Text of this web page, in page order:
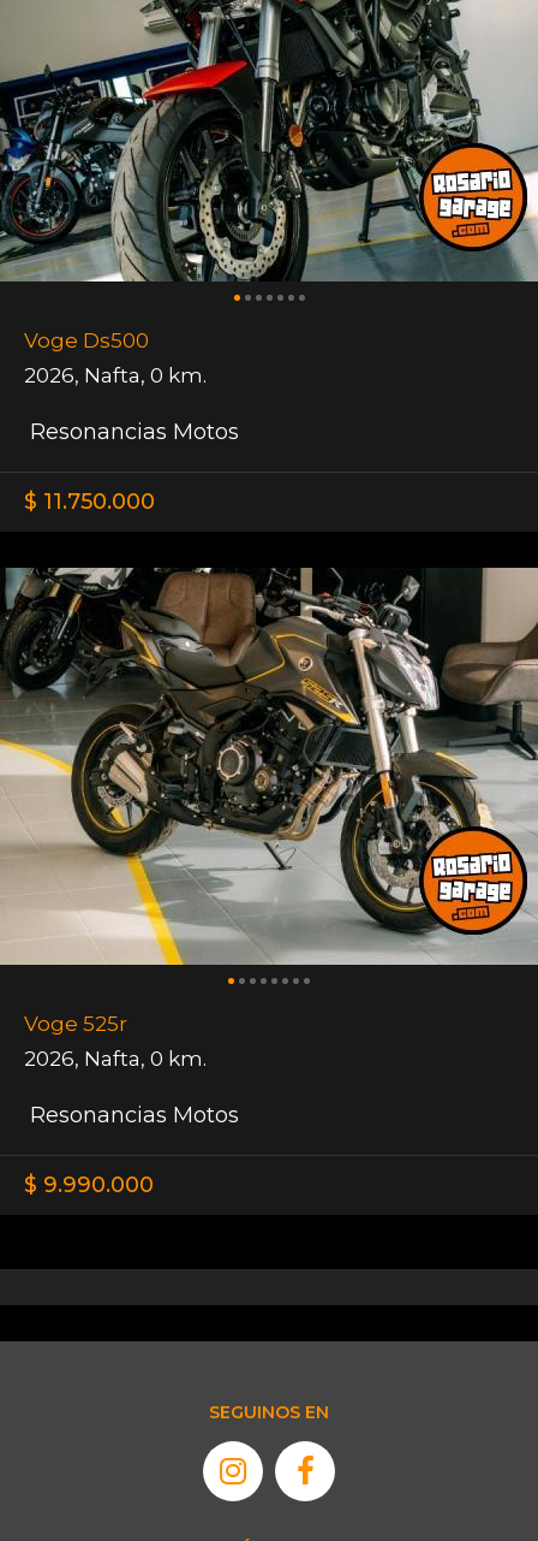
Voge Ds500
2026, Nafta, 0 km.
Resonancias Motos
$ 11.750.000
Voge 525r
2026, Nafta, 0 km.
Resonancias Motos
$ 9.990.000
SEGUINOS EN